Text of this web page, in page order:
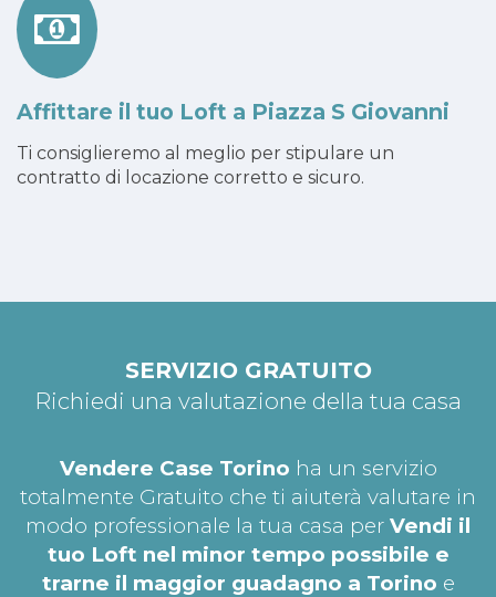
Affittare il tuo Loft a Piazza S Giovanni
Ti consiglieremo al meglio per stipulare un
contratto di locazione corretto e sicuro.
SERVIZIO GRATUITO
Richiedi una valutazione della tua casa
Vendere Case Torino ha un servizio
totalmente Gratuito che ti aiuterà valutare in
modo professionale la tua casa per Vendi il
tuo Loft nel minor tempo possibile e
trarne il maggior guadagno a Torino e